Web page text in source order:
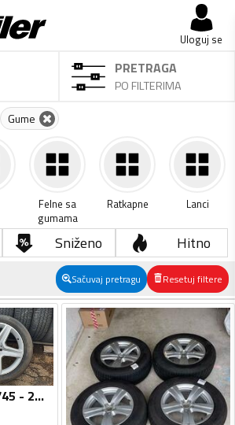
Uloguj se
PRETRAGA
PO FILTERIMA
Gume
Felne sa
gumama
Ratkapne Lanci
Sniženo Hitno
Sačuvaj pretragu Resetuj filtere
Continental - 265 /45 - 20 - Ljetnja guma